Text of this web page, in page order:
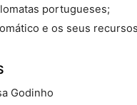
portugueses;
e os seus
Godinho